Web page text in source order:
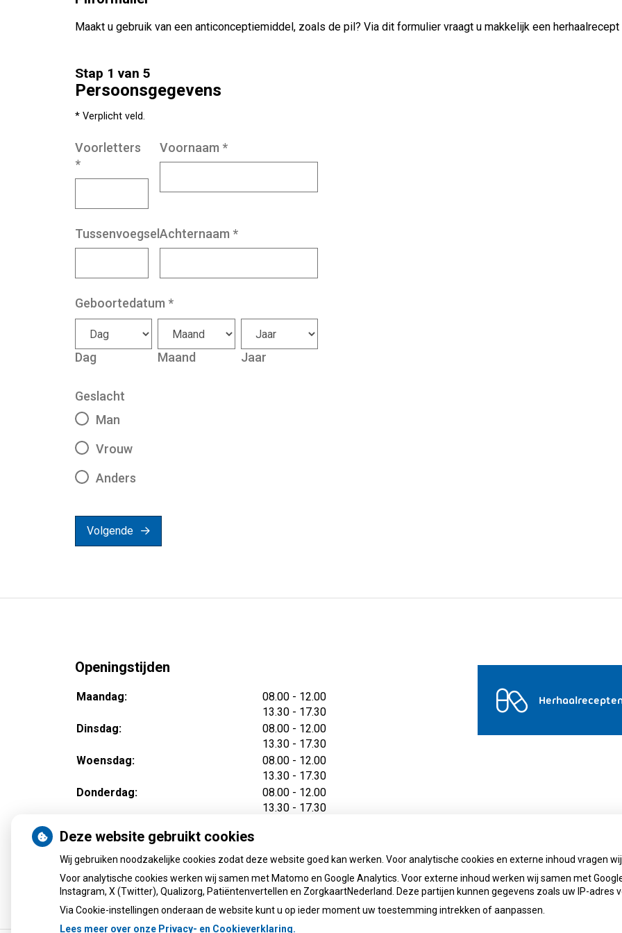
Maakt u gebruik van een anticonceptiemiddel, zoals de pil? Via dit formulier vraagt u makkelijk een herhaalrecept
Stap 1 van 5
Persoonsgegevens
* Verplicht veld.
Voorletters
*
Voornaam *
Tussenvoegsel Achternaam *
Geboortedatum *
Dag Maand Jaar
Geslacht
Man
Vrouw
Anders
Volgende
Openingstijden
Maandag: 08.00 tot
- 12.00
13.30 tot
- 17.30
Dinsdag:
08.00 tot
- 12.00
13.30 tot
- 17.30
Woensdag:
08.00 tot
- 12.00
13.30 tot
- 17.30
Donderdag:
08.00 tot
- 12.00
13.30 tot
- 17.30
Deze website gebruikt cookies
Wij gebruiken noodzakelijke cookies zodat deze website goed kan werken. Voor analytische cookies en externe inhoud vragen
Voor analytische cookies werken wij samen met Matomo en Google Analytics. Voor externe inhoud werken wij samen met
Instagram, X (Twitter), Qualizorg, Patiëntenvertellen en ZorgkaartNederland. Deze partijen kunnen gegevens zoals uw IP-adres
Via Cookie-instellingen onderaan de website kunt u op ieder moment uw toestemming intrekken of aanpassen.
Lees meer over onze Privacy- en Cookieverklaring.